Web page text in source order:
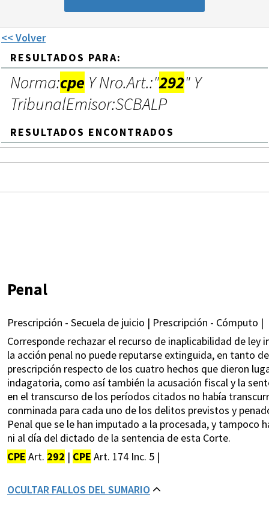
<< Volver
RESULTADOS PARA:
Norma:cpe Y Nro.Art.:"292" Y
TribunalEmisor:SCBALP
RESULTADOS ENCONTRADOS
Penal
Prescripción - Secuela de juicio | Prescripción - Cómputo |
Corresponde rechazar el recurso de inaplicabilidad de
la acción penal no puede reputarse extinguida, en tanto
prescripción respecto de los cuatro hechos que dieron
indagatoria, como así también la acusación fiscal y la
en el transcurso de los períodos citados no había
conminada para cada uno de los delitos previstos y
Penal que se le han imputado a la procesada, y
ni al día del dictado de la sentencia de esta Corte.
CPE Art. 292 | CPE Art. 174 Inc. 5 |
OCULTAR FALLOS DEL SUMARIO